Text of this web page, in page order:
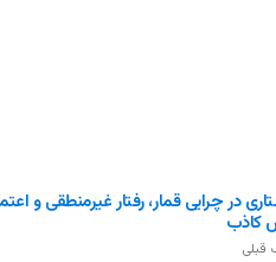
در چرایی قمار، رفتار غیرمنطقی و
کاذب
قبلی